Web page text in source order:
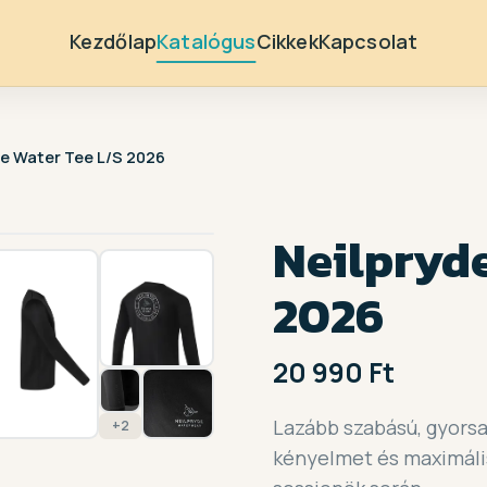
KezdőlapKatalógusCikkekKapcsolat
Water Tee L/S 2026
+2
2026
20 990 Ft
Lazább szabású,
kényelmet és